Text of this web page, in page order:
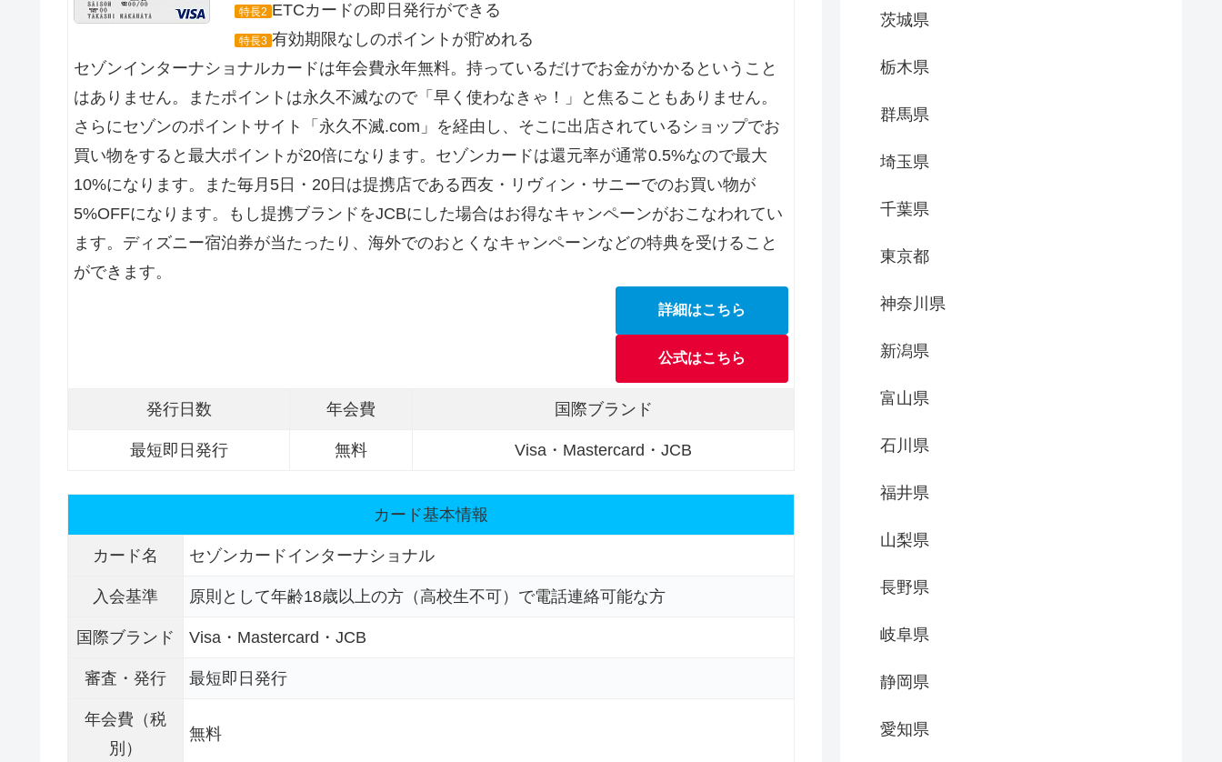
特長2 ETCカードの即日発行ができる
特長3 有効期限なしのポイントが貯めれる
セゾンインターナショナルカードは年会費永年無料。持っているだけでお金がかかるということ
はありません。またポイントは永久不滅なので「早く使わなきゃ！」と焦ることもありません。
さらにセゾンのポイントサイト「永久不滅.com」を経由し、そこに出店されているショップでお
買い物をすると最大ポイントが20倍になります。セゾンカードは還元率が通常0.5%なので最大
10%になります。また毎月5日・20日は提携店である西友・リヴィン・サニーでのお買い物が
5%OFFになります。もし提携ブランドをJCBにした場合はお得なキャンペーンがおこなわれてい
ます。ディズニー宿泊券が当たったり、海外でのおとくなキャンペーンなどの特典を受けること
ができます。
詳細はこちら
公式はこちら
発行日数 年会費 国際ブランド
最短即日発行 無料 Visa・Mastercard・JCB
カード基本情報
カード名 セゾンカードインターナショナル
入会基準 原則として年齢18歳以上の方（高校生不可）で電話連絡可能な方
国際ブランド Visa・Mastercard・JCB
審査・発行 最短即日発行
年会費（税
別）
無料
茨城県
栃木県
群馬県
埼玉県
千葉県
東京都
神奈川県
新潟県
富山県
石川県
福井県
山梨県
長野県
岐阜県
静岡県
愛知県